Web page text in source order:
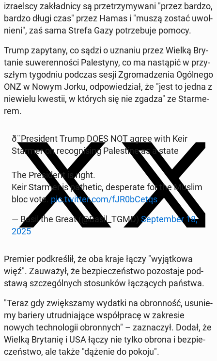
izra­el­scy za­kład­ni­cy są prze­trzy­my­wa­ni "przez bardzo,
bardzo długi czas" przez Hamas i "muszą zostać uwol­
nie­ni", zaś sama Strefa Gazy po­trze­bu­je pomocy.
Trump za­py­ta­ny, co sądzi o uznaniu przez Wielką Bry­
ta­nie su­we­ren­no­ści Pa­le­sty­ny, co ma na­stą­pić w przy­
szłym ty­go­dniu podczas sesji Zgro­ma­dze­nia Ogól­ne­go
ONZ w Nowym Jorku, od­po­wie­dział, że "jest to jedna z
nie­wie­lu kwestii, w których się nie zgadza" ze Star­me­
rem.
ð¨Pre­si­dent Trump DOES NOT agree with Keir
Starmer on re­co­gni­sing Pa­le­sti­ne as a state
The Pre­si­dent is right.
Keir Starmer is pa­the­tic, de­spe­ra­te for the Muslim
bloc vote. pic.twitter.com/fJR0bCetqs
— Basil the Great (@Basil_TGMD) Sep­tem­ber 18,
2025
Premier pod­kre­ślił, że oba kraje łączy "wy­jąt­ko­wa
więź". Za­uwa­żył, że bez­pie­czeń­stwo po­zo­sta­je pod­
sta­wą szcze­gól­nych sto­sun­ków łą­czą­cych państwa.
"Teraz gdy zwięk­sza­my wydatki na obron­ność, usu­nie­
my bariery utrud­nia­ją­ce współ­pra­cę w za­kre­sie
nowych tech­no­lo­gii obron­nych" – za­zna­czył. Dodał, że
Wielką Bry­ta­nię i USA łączy nie tylko obrona i bez­pie­
czeń­stwo, ale także "dążenie do pokoju".